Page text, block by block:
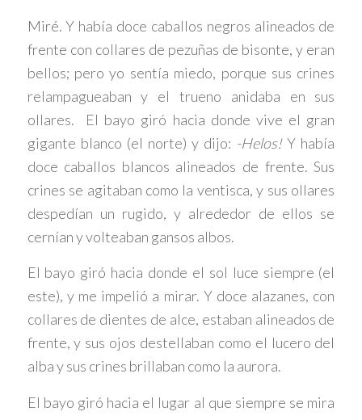
Miré. Y había doce caballos negros alineados de
frente con collares de pezuñas de bisonte, y eran
bellos; pero yo sentía miedo, porque sus crines
relampagueaban y el trueno anidaba en sus
ollares. El bayo giró hacia donde vive el gran
gigante blanco (el norte) y dijo: -Helos!Y había
doce caballos blancos alineados de frente. Sus
crines se agitaban como la ventisca, y sus ollares
despedían un rugido, y alrededor de ellos se
cernían y volteaban gansos albos.
El bayo giró hacia donde el sol luce siempre (el
este), y me impelió a mirar. Y doce alazanes, con
collares de dientes de alce, estaban alineados de
frente, y sus ojos destellaban como el lucero del
alba y sus crines brillaban como la aurora.
El bayo giró hacia el lugar al que siempre se mira